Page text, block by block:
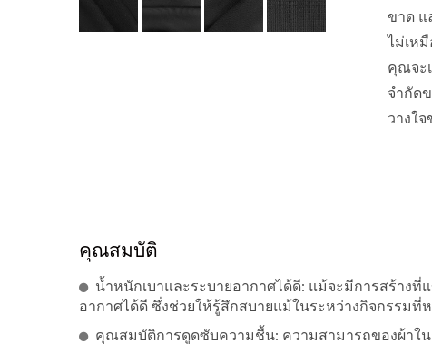
ขาด แ
ไม่เห
คุณจะ
จำกัด
วางใ
คุณสมบัติ
น้ำหนักเบาและระบายอากาศได้ดี: แม้จะมีการสร้างที่
อากาศได้ดี ซึ่งช่วยให้รู้สึกสบายแม้ในระหว่างกิจกรรมที่
คุณสมบัติการดูดซับความชื้น: ความสามารถของผ้าใ